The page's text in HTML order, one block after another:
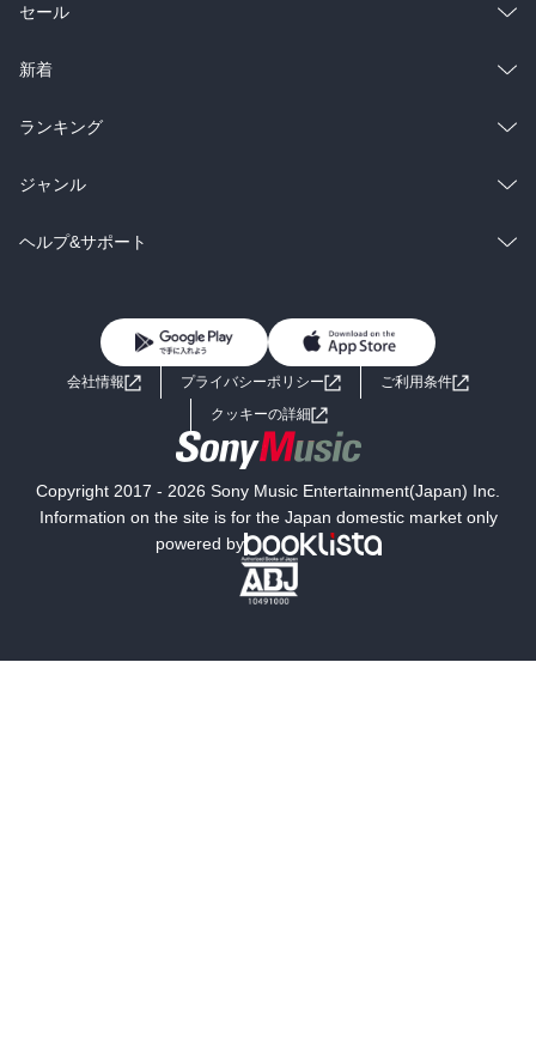
総合
ラノベ
雑誌・グラビア
BL・TL
セール
総合
ラノベ
雑誌・グラビア
BL・TL
新着
総合
ラノベ
雑誌・グラビア
ランキング
総合
ラノベ
ジャンル
コミック
ライトノベル 男子向けラノベ
小説
海外小説
ミステリー SF
文学
ヘルプ&サポート
よくあるご質問 お問い合わせ
会社情報 プライバシーポリシー
ご利用条件
クッキーの詳細
Copyright 2017 - 2026 Sony Music Entertainment(Japan) Inc.
Information on the site is for the Japan domestic market only
powered by